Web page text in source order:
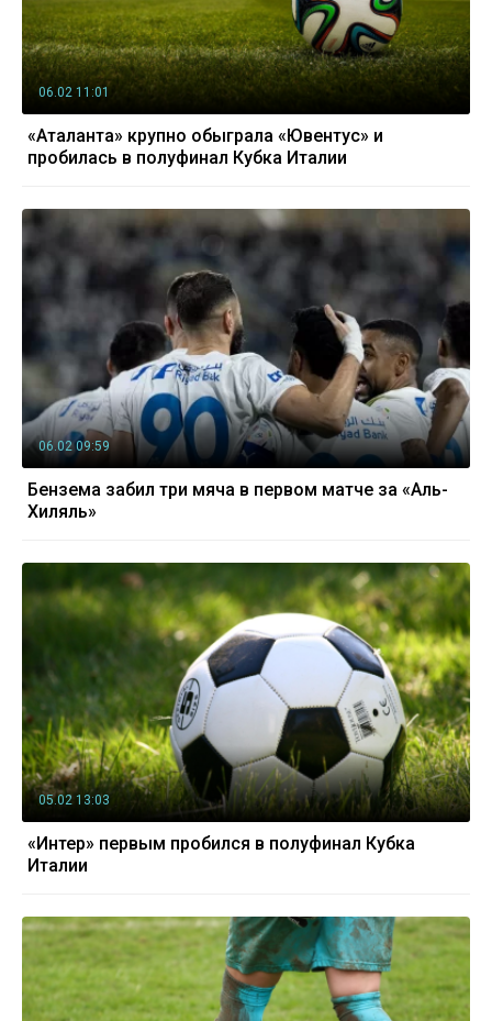
06.02 11:01
«Аталанта» крупно обыграла «Ювентус» и
пробилась в полуфинал Кубка Италии
06.02 09:59
Бензема забил три мяча в первом матче за «Аль-
Хиляль»
05.02 13:03
«Интер» первым пробился в полуфинал Кубка
Италии